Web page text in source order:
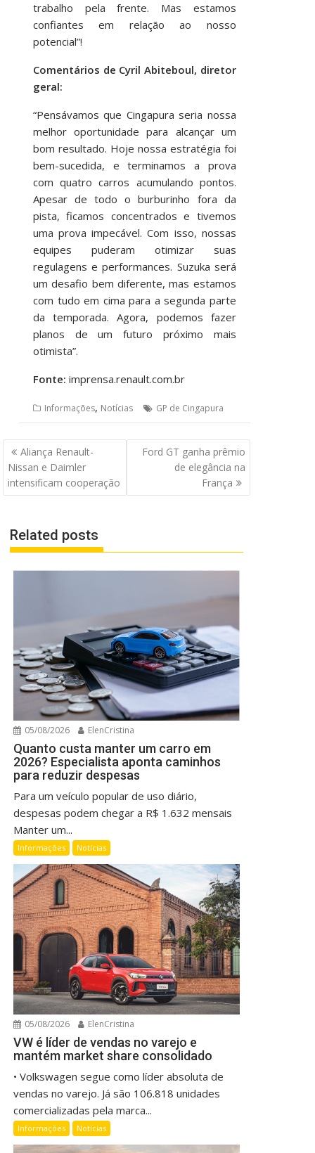
trabalho pela frente. Mas estamos
confiantes em relação ao nosso
potencial”!
Comentários de Cyril Abiteboul, diretor
geral:
“Pensávamos que Cingapura seria nossa
melhor oportunidade para alcançar um
bom resultado. Hoje nossa estratégia foi
bem-sucedida, e terminamos a prova
com quatro carros acumulando pontos.
Apesar de todo o burburinho fora da
pista, ficamos concentrados e tivemos
uma prova impecável. Com isso, nossas
equipes puderam otimizar suas
regulagens e performances. Suzuka será
um desafio bem diferente, mas estamos
com tudo em cima para a segunda parte
da temporada. Agora, podemos fazer
planos de um futuro próximo mais
otimista”.
Fonte: imprensa.renault.com.br
Informações, Notícias GP de Cingapura
Navegação
de
Post
Aliança Renault-
Nissan e Daimler
intensificam cooperação
Ford GT ganha prêmio
de elegância na
França
Related posts
05/08/2026 ElenCristina
Quanto custa manter um carro em
2026? Especialista aponta caminhos
para reduzir despesas
Para um veículo popular de uso diário,
despesas podem chegar a R$ 1.632 mensais
Manter um...
Informações Notícias
05/08/2026 ElenCristina
VW é líder de vendas no varejo e
mantém market share consolidado
• Volkswagen segue como líder absoluta de
vendas no varejo. Já são 106.818 unidades
comercializadas pela marca...
Informações Notícias